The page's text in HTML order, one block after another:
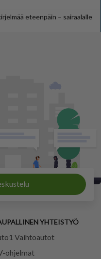
eteenpäin – sairaalalle
YHTEISTYÖ
Vaihtoautot
ohjelmat